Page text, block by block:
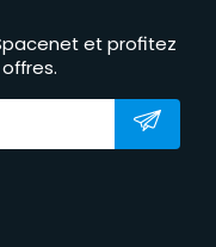
et profitez